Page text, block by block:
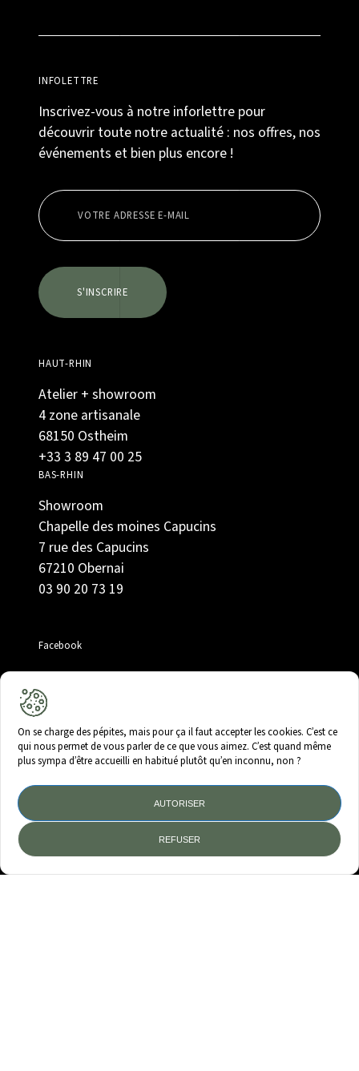
On se charge des pépites, mais pour ça il faut accepter les cookies. C’est ce
qui nous permet de vous parler de ce que vous aimez. C’est quand même
plus sympa d’être accueilli en habitué plutôt qu’en inconnu, non ?
AUTORISER
REFUSER
INFOLETTRE
Inscrivez-vous à notre inforlettre pour
découvrir toute notre actualité : nos offres, nos
événements et bien plus encore !
S'INSCRIRE
HAUT-RHIN
Atelier + showroom
4 zone artisanale
68150 Ostheim
+33 3 89 47 00 25
BAS-RHIN
Showroom
Chapelle des moines Capucins
7 rue des Capucins
67210 Obernai
03 90 20 73 19
Facebook
LinkedIn
Offres d’emploi
RGPD